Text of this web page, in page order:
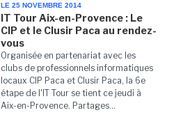
LE 25 NOVEMBRE 2014
IT Tour Aix-en-Provence : Le
CIP et le Clusir Paca au rendez-
vous
Organisée en partenariat avec les
clubs de professionnels informatiques
locaux CIP Paca et Clusir Paca, la 6e
étape de l'IT Tour se tient ce jeudi à
Aix-en-Provence. Partages...